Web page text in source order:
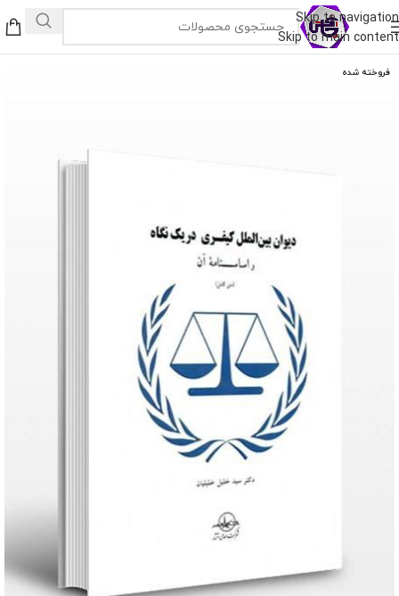
Skip to navigation
Skip to main content
فروخته شده